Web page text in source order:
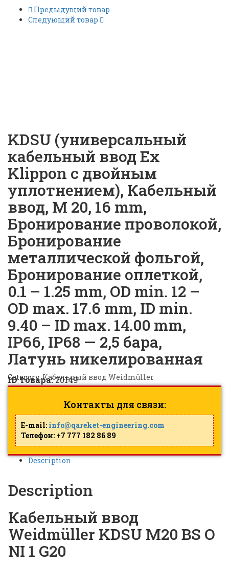
Предыдущий товар
Следующий товар
KDSU (универсальный
кабельный ввод Ex
Klippon с двойным
уплотнением), Кабельный
ввод, M 20, 16 mm,
Бронирование проволокой,
Бронирование
металлической фольгой,
Бронирование оплеткой,
0.1 – 1.25 mm, OD min. 12 –
OD max. 17.6 mm, ID min.
9.40 – ID max. 14.00 mm,
IP66, IP68 — 2,5 бара,
Латунь никелированная
Category:Кабельный ввод Weidmüller
ID товара:20149
Контакты для связи:
E-mail: info@qareket-engineering.com
Телефон: +7 777 182 86 89
Description
Description
Кабельный ввод
Weidmüller KDSU M20 BS O
NI 1 G20